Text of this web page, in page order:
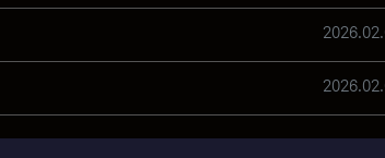
작성일
작성일